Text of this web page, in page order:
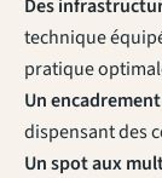
Des
technique
pratique
Un
dispensant des
Un spot aux